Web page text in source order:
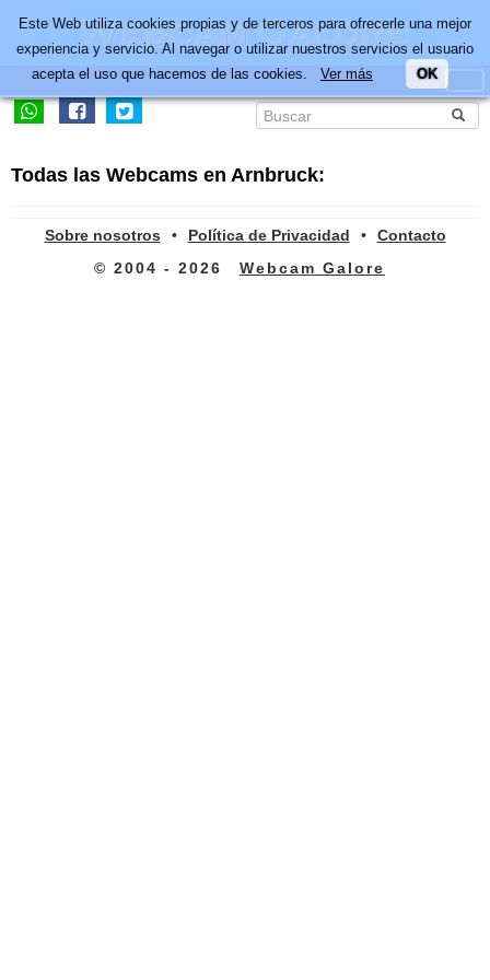
Todas las Webcams en Arnbruck:
Sobre nosotros • Política de Privacidad •
Contacto
© 2004 - 2026
Webcam Galore
Este Web utiliza cookies propias y de terceros para ofrecerle una mejor
experiencia y servicio. Al navegar o utilizar nuestros servicios el usuario
acepta el uso que hacemos de las cookies. Ver más OK